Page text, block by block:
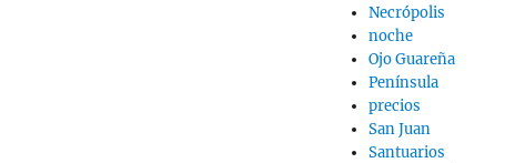
Necrópolis
noche
Ojo Guareña
Península
precios
San Juan
Santuarios